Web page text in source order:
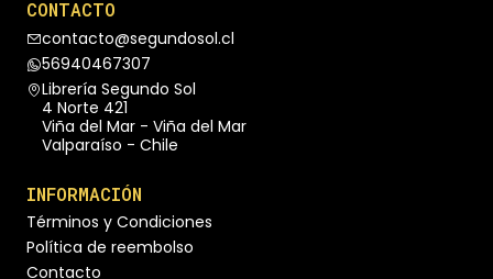
CONTACTO
contacto@segundosol.cl
56940467307
Librería Segundo Sol
4 Norte 421
Viña del Mar - Viña del Mar
Valparaíso - Chile
INFORMACIÓN
Términos y Condiciones
Política de reembolso
Contacto